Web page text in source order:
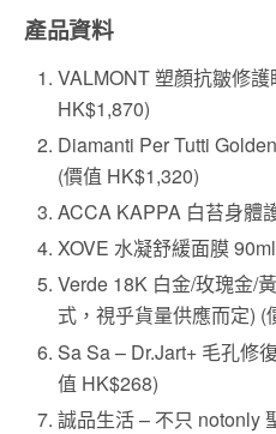
產品資料
VALMONT 塑顏抗皺修
HK$1,870)
Diamanti Per Tutti
(價值 HK$1,320)
ACCA KAPPA 白苔身體
XOVE 水凝舒緩面膜
Verde 18K 白金/玫瑰金/
式，視乎貨量供應而定) (
Sa Sa – Dr.Jart+ 毛孔修
值 HK$268)
誠品生活 – 不只 notonly